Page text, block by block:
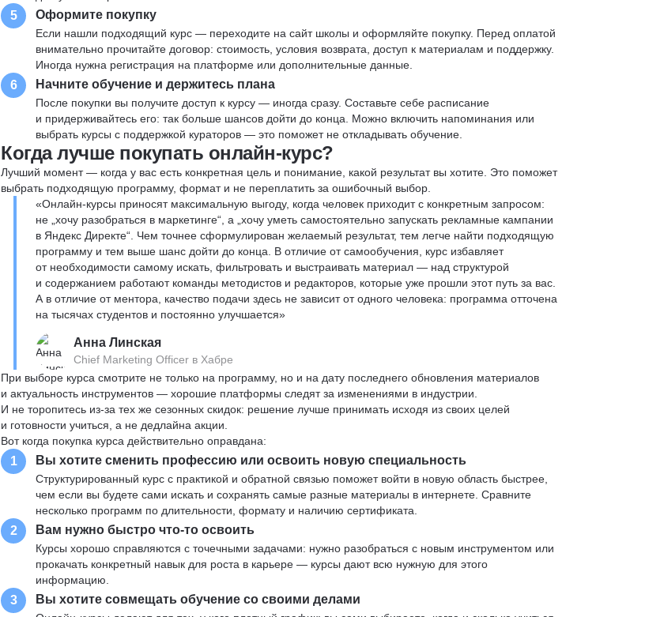
5 Оформите покупку
Если нашли подходящий курс — переходите на сайт школы и оформляйте покупку. Перед оплатой
внимательно прочитайте договор: стоимость, условия возврата, доступ к материалам и поддержку.
Иногда нужна регистрация на платформе или дополнительные данные.
6 Начните обучение и держитесь плана
После покупки вы получите доступ к курсу — иногда сразу. Составьте себе расписание
и придерживайтесь его: так больше шансов дойти до конца. Можно включить напоминания или
выбрать курсы с поддержкой кураторов — это поможет не откладывать обучение.
Когда лучше покупать онлайн-курс?
Лучший момент — когда у вас есть конкретная цель и понимание, какой результат вы хотите. Это поможет
выбрать подходящую программу, формат и не переплатить за ошибочный выбор.
«Онлайн-курсы приносят максимальную выгоду, когда человек приходит с конкретным запросом:
не „хочу разобраться в маркетинге“, а „хочу уметь самостоятельно запускать рекламные кампании
в Яндекс Директе“. Чем точнее сформулирован желаемый результат, тем легче найти подходящую
программу и тем выше шанс дойти до конца. В отличие от самообучения, курс избавляет
от необходимости самому искать, фильтровать и выстраивать материал — над структурой
и содержанием работают команды методистов и редакторов, которые уже прошли этот путь за вас.
А в отличие от ментора, качество подачи здесь не зависит от одного человека: программа отточена
на тысячах студентов и постоянно улучшается»
Анна Линская
Chief Marketing Officer в Хабре
При выборе курса смотрите не только на программу, но и на дату последнего обновления материалов
и актуальность инструментов — хорошие платформы следят за изменениями в индустрии.
И не торопитесь из-за тех же сезонных скидок: решение лучше принимать исходя из своих целей
и готовности учиться, а не дедлайна акции.
Вот когда покупка курса действительно оправдана:
1 Вы хотите сменить профессию или освоить новую специальность
Структурированный курс с практикой и обратной связью поможет войти в новую область быстрее,
чем если вы будете сами искать и сохранять самые разные материалы в интернете. Сравните
несколько программ по длительности, формату и наличию сертификата.
2 Вам нужно быстро что-то освоить
Курсы хорошо справляются с точечными задачами: нужно разобраться с новым инструментом или
прокачать конкретный навык для роста в карьере — курсы дают всю нужную для этого
информацию.
3 Вы хотите совмещать обучение со своими делами